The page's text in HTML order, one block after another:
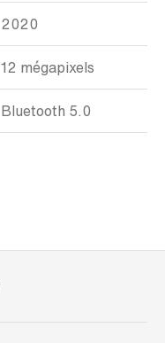
2020
12 mégapixels
Bluetooth 5.0